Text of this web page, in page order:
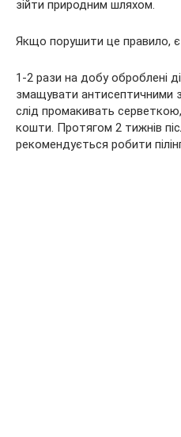
зійти природним шляхом.
Якщо порушити це правило, є
1-2 рази на добу оброблені
змащувати антисептичними
слід промакивать
кошти. Протягом 2 тижнів
рекомендується робити